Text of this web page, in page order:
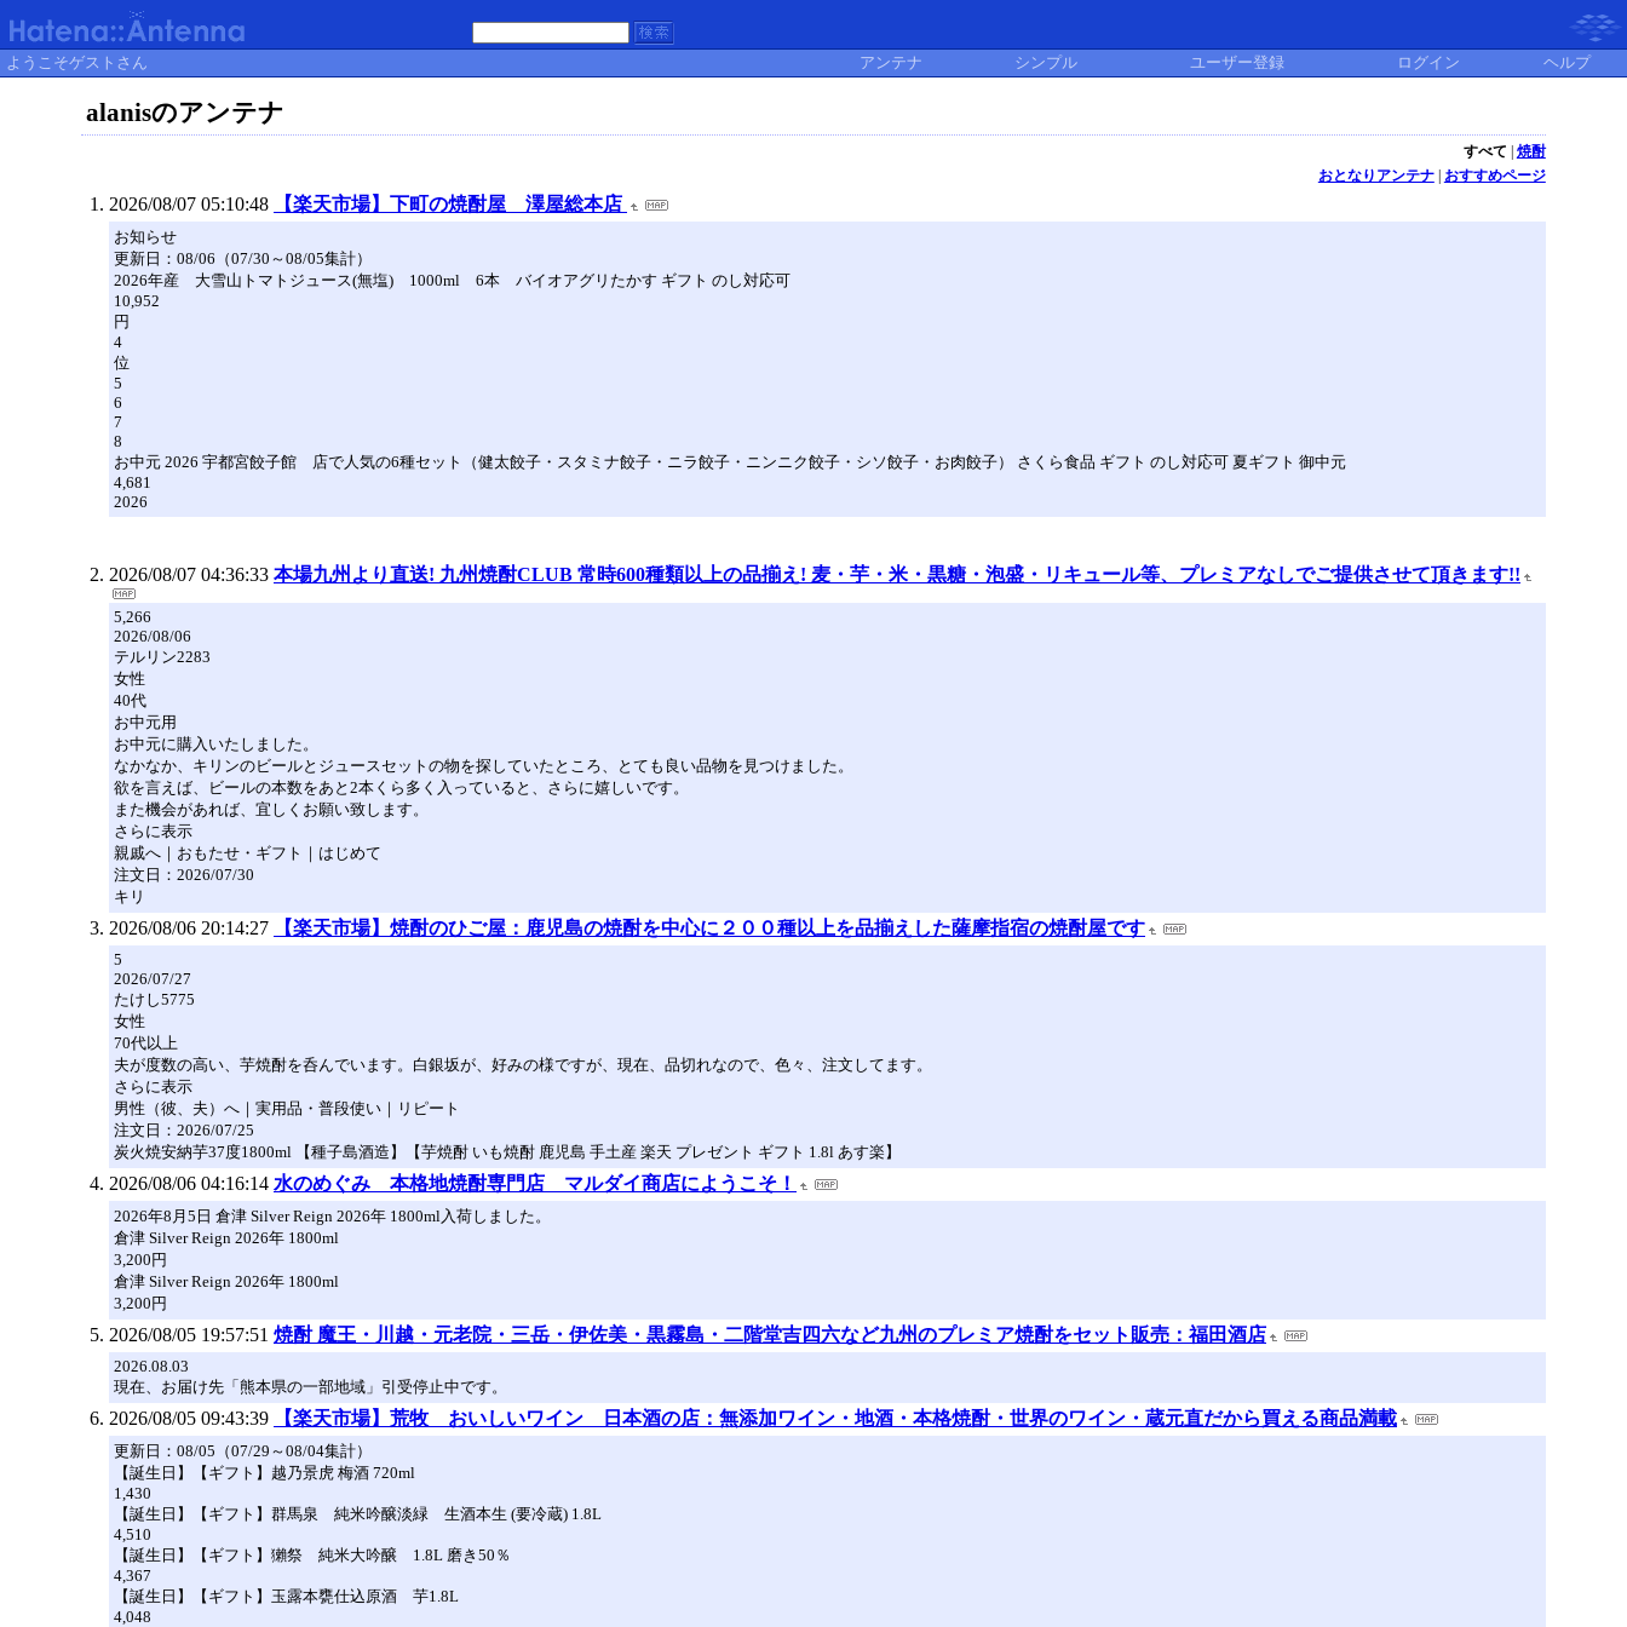
ようこそゲストさん アンテナ シンプル ユーザー登録 ログイン ヘルプ
alanisのアンテナ
すべて
焼酎
おとなりアンテナ| おすすめページ
2026/08/07 05:10:48 【楽天市場】下町の焼酎屋 澤屋総本店
お知らせ
更新日：08/06（07/30～08/05集計）
2026年産 大雪山トマトジュース(無塩) 1000ml 6本 バイオアグリたかす ギフト のし対応可
10,952
円
4
位
5
6
7
8
お中元 2026 宇都宮餃子館 店で人気の6種セット（健太餃子・スタミナ餃子・ニラ餃子・ニンニク餃子・シソ餃子・お肉餃子） さくら食品 ギフト のし対応可 夏ギフト 御中元
4,681
2026
2026/08/07 04:36:33 本場九州より直送! 九州焼酎CLUB 常時600種類以上の品揃え! 麦・芋・米・黒糖・泡盛・リキュール等、プレミアなしでご提供させて頂きます!!
5,266
2026/08/06
テルリン2283
女性
40代
お中元用
お中元に購入いたしました。
なかなか、キリンのビールとジュースセットの物を探していたところ、とても良い品物を見つけました。
欲を言えば、ビールの本数をあと2本くら多く入っていると、さらに嬉しいです。
また機会があれば、宜しくお願い致します。
さらに表示
親戚へ｜おもたせ・ギフト｜はじめて
注文日：2026/07/30
キリ
2026/08/06 20:14:27 【楽天市場】焼酎のひご屋：鹿児島の焼酎を中心に２００種以上を品揃えした薩摩指宿の焼酎屋です
5
2026/07/27
たけし5775
女性
70代以上
夫が度数の高い、芋焼酎を呑んでいます。白銀坂が、好みの様ですが、現在、品切れなので、色々、注文してます。
さらに表示
男性（彼、夫）へ｜実用品・普段使い｜リピート
注文日：2026/07/25
炭火焼安納芋37度1800ml 【種子島酒造】【芋焼酎 いも焼酎 鹿児島 手土産 楽天 プレゼント ギフト 1.8l あす楽】
2026/08/06 04:16:14 水のめぐみ 本格地焼酎専門店 マルダイ商店にようこそ！
2026年8月5日 倉津 Silver Reign 2026年 1800ml入荷しました。
倉津 Silver Reign 2026年 1800ml
3,200円
倉津 Silver Reign 2026年 1800ml
3,200円
2026/08/05 19:57:51 焼酎 魔王・川越・元老院・三岳・伊佐美・黒霧島・二階堂吉四六など九州のプレミア焼酎をセット販売：福田酒店
2026.08.03
現在、お届け先「熊本県の一部地域」引受停止中です。
2026/08/05 09:43:39 【楽天市場】荒牧 おいしいワイン 日本酒の店：無添加ワイン・地酒・本格焼酎・世界のワイン・蔵元直だから買える商品満載
更新日：08/05（07/29～08/04集計）
【誕生日】【ギフト】越乃景虎 梅酒 720ml
1,430
【誕生日】【ギフト】群馬泉 純米吟醸淡緑 生酒本生 (要冷蔵) 1.8L
4,510
【誕生日】【ギフト】獺祭 純米大吟醸 1.8L 磨き50％
4,367
【誕生日】【ギフト】玉露本甕仕込原酒 芋1.8L
4,048